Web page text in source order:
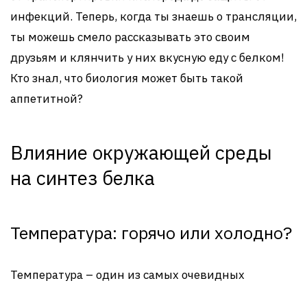
инфекций. Теперь, когда ты знаешь о трансляции,
ты можешь смело рассказывать это своим
друзьям и клянчить у них вкусную еду с белком!
Кто знал, что биология может быть такой
аппетитной?
Влияние окружающей среды
на синтез белка
Температура: горячо или холодно?
Температура – один из самых очевидных